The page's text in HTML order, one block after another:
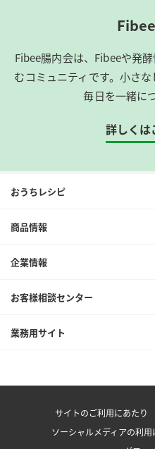
Fibee腸内会は、​Fibeeや発
むコミュニティです。​小さ
毎日を一緒に
詳しくは
おうちレシピ
商品情報
企業情報
お客様相談センター
業務用サイト
サイトのご利用にあた
ソーシャルメディアの利